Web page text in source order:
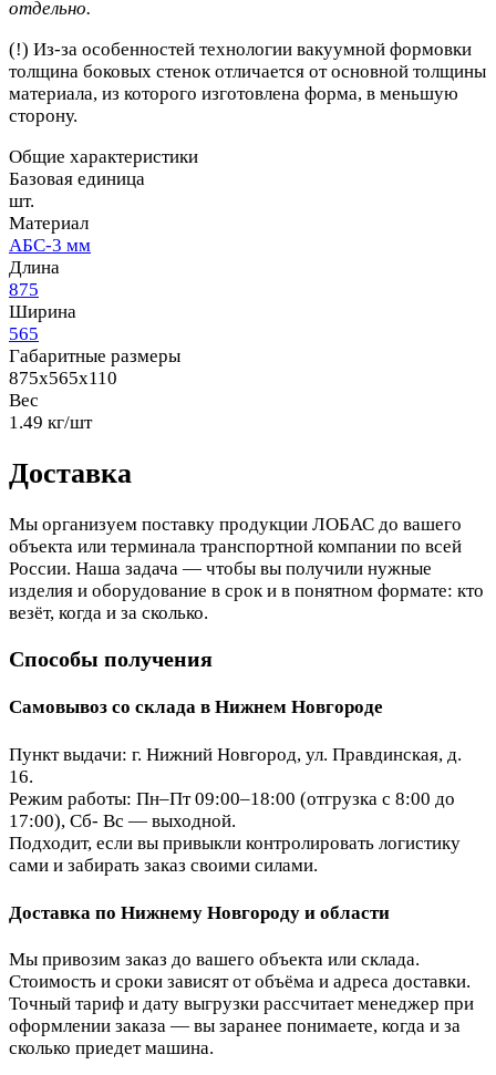
отдельно.
(!) Из-за особенностей технологии вакуумной формовки
толщина боковых стенок отличается от основной толщины
материала, из которого изготовлена форма, в меньшую
сторону.
Общие характеристики
Базовая единица
шт.
Материал
АБС-3 мм
Длина
875
Ширина
565
Габаритные размеры
875x565x110
Вес
1.49 кг/шт
Доставка
Мы организуем поставку продукции ЛОБАС до вашего
объекта или терминала транспортной компании по всей
России. Наша задача — чтобы вы получили нужные
изделия и оборудование в срок и в понятном формате: кто
везёт, когда и за сколько.
Способы получения
Самовывоз со склада в Нижнем Новгороде
Пункт выдачи: г. Нижний Новгород, ул. Правдинская, д.
16.
Режим работы: Пн–Пт 09:00–18:00 (отгрузка с 8:00 до
17:00), Сб- Вс — выходной.
Подходит, если вы привыкли контролировать логистику
сами и забирать заказ своими силами.
Доставка по Нижнему Новгороду и области
Мы привозим заказ до вашего объекта или склада.
Стоимость и сроки зависят от объёма и адреса доставки.
Точный тариф и дату выгрузки рассчитает менеджер при
оформлении заказа — вы заранее понимаете, когда и за
сколько приедет машина.